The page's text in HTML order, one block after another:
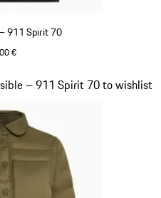
911 Spirit 70
€
– 911 Spirit 70 to wishlist